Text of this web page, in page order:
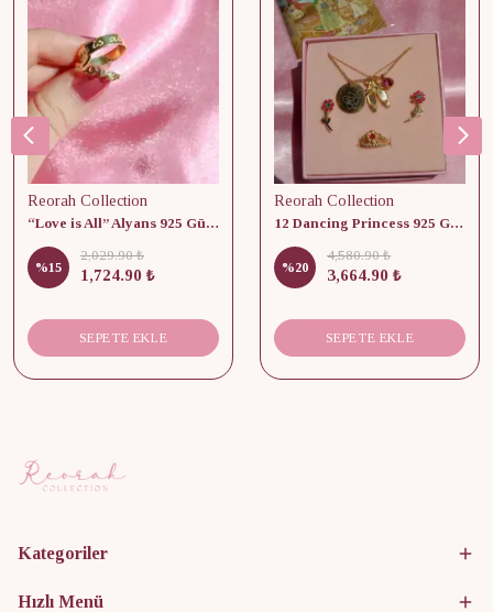
Reorah Collection
“Love is All” Alyans 925 Gümüş - Medium Beden
%15
2,029.90 ₺
1,724.90 ₺
SEPETE EKLE
Reorah Collection
12 Dancing Princess 925 Gümüş/ Kolye, Küpe ve Yüzük Set
%20
4,580.90 ₺
3,664.90 ₺
SEPETE EKLE
Kategoriler
Hızlı Menü